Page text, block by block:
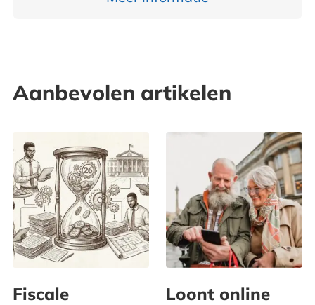
Aanbevolen artikelen
Fiscale
Loont online